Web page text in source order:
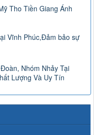
Tho Tiền Giang Ánh
Vĩnh Phúc,Đảm bảo sự
Nhóm Nhảy Tại
Lượng Và Uy Tín